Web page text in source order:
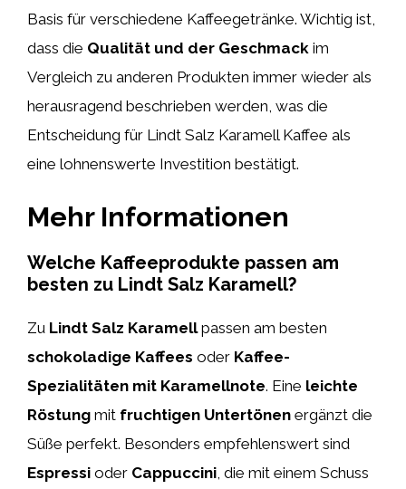
Basis für verschiedene Kaffeegetränke. Wichtig ist,
dass die Qualität und der Geschmack im
Vergleich zu anderen Produkten immer wieder als
herausragend beschrieben werden, was die
Entscheidung für Lindt Salz Karamell Kaffee als
eine lohnenswerte Investition bestätigt.
Mehr Informationen
Welche Kaffeeprodukte passen am
besten zu Lindt Salz Karamell?
Zu Lindt Salz Karamellpassen am besten
schokoladige Kaffees oder Kaffee-
Spezialitäten mit Karamellnote. Eine leichte
Röstung mit fruchtigen Untertönen ergänzt die
Süße perfekt. Besonders empfehlenswert sind
Espressi oder Cappuccini, die mit einem Schuss